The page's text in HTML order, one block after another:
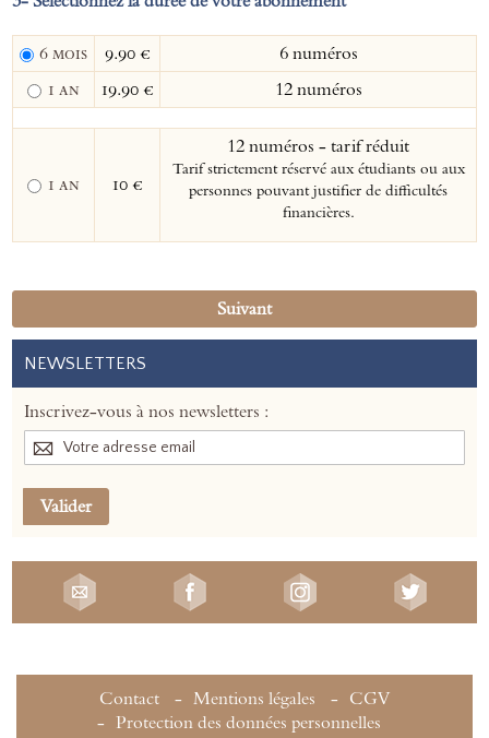
6 mois 9.90 € 6 numéros
1 an 19.90 € 12 numéros
1 an 10 €
12 numéros - tarif réduit
Tarif strictement réservé aux étudiants ou aux
personnes pouvant justifier de difficultés
financières.
Suivant
NEWSLETTERS
Inscrivez-vous à nos newsletters :
Valider
Contact Mentions légales
CGV
Protection des données personnelles